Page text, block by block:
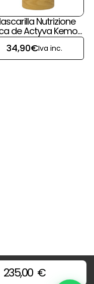
Nutrizione
de Actyva Kemon
pelucas y prótesis
capilares
34,90€Iva inc.
235,00 €